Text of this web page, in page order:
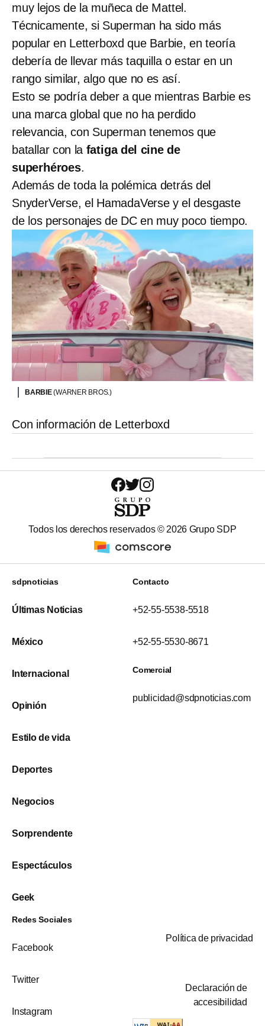
muy lejos de la muñeca de Mattel.
Técnicamente, si Superman ha sido más
popular en Letterboxd que Barbie, en teoría
debería de llevar más taquilla o estar en un
rango similar, algo que no es así.
Esto se podría deber a que mientras Barbie es
una marca global que no ha perdido
relevancia, con Superman tenemos que
batallar con la fatiga del cine de
superhéroes.
Además de toda la polémica detrás del
SnyderVerse, el HamadaVerse y el desgaste
de los personajes de DC en muy poco tiempo.
BARBIE(WARNER BROS.)
Con información de Letterboxd
Todos los derechos reservados © 2026 Grupo SDP
sdpnoticias
Últimas Noticias
México
Internacional
Opinión
Estilo de vida
Deportes
Negocios
Sorprendente
Espectáculos
Geek
Contacto
+52-55-5538-5518
+52-55-5530-8671
Comercial
publicidad@sdpnoticias.com
Redes Sociales
Facebook
Twitter
Instagram
Política de privacidad
Declaración de
accesibilidad